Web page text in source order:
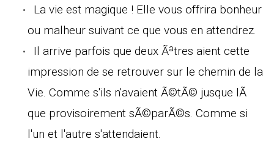
La vie est magique ! Elle vous offrira bonheur
ou malheur suivant ce que vous en attendrez.
Il arrive parfois que deux Ãªtres aient cette
impression de se retrouver sur le chemin de la
Vie. Comme s'ils n'avaient Ã©tÃ© jusque lÃ
que provisoirement sÃ©parÃ©s. Comme si
l'un et l'autre s'attendaient.